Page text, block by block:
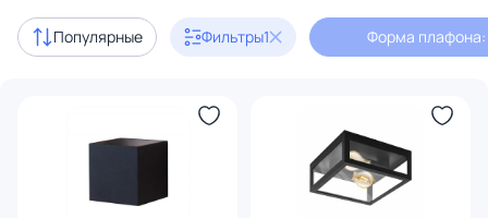
Популярные Фильтры1 Форма плафона:
с 3D-моделями
Доставка